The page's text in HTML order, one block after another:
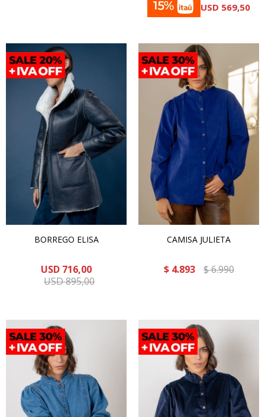
USD 569,50
BORREGO ELISA
USD 716,00
USD895,00
CAMISA JULIETA
$ 4.893 $6.990